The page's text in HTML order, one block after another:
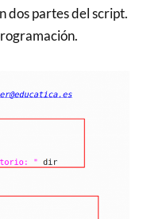
dos partes del script.